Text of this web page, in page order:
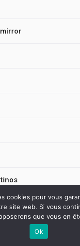
cookies pour vous
site web. Si vous
que vous en
Ok